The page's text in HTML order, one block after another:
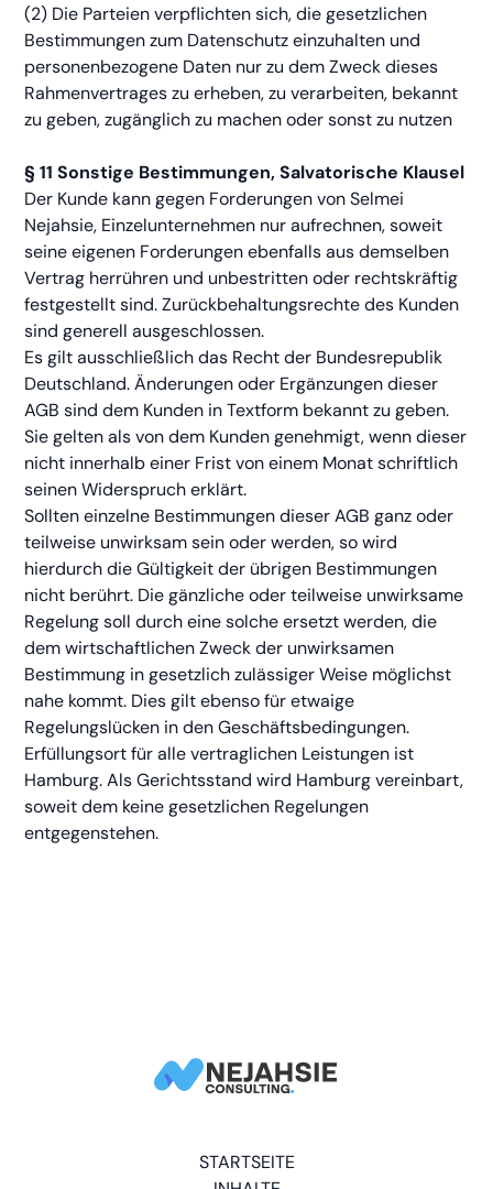
(2) Die Parteien verpflichten sich, die gesetzlichen
Bestimmungen zum Datenschutz einzuhalten und
personenbezogene Daten nur zu dem Zweck dieses
Rahmenvertrages zu erheben, zu verarbeiten, bekannt
zu geben, zugänglich zu machen oder sonst zu nutzen
§ 11 Sonstige Bestimmungen, Salvatorische Klausel
Der Kunde kann gegen Forderungen von Selmei
Nejahsie, Einzelunternehmen nur aufrechnen, soweit
seine eigenen Forderungen ebenfalls aus demselben
Vertrag herrühren und unbestritten oder rechtskräftig
festgestellt sind. Zurückbehaltungsrechte des Kunden
sind generell ausgeschlossen.
Es gilt ausschließlich das Recht der Bundesrepublik
Deutschland. Änderungen oder Ergänzungen dieser
AGB sind dem Kunden in Textform bekannt zu geben.
Sie gelten als von dem Kunden genehmigt, wenn dieser
nicht innerhalb einer Frist von einem Monat schriftlich
seinen Widerspruch erklärt.
Sollten einzelne Bestimmungen dieser AGB ganz oder
teilweise unwirksam sein oder werden, so wird
hierdurch die Gültigkeit der übrigen Bestimmungen
nicht berührt. Die gänzliche oder teilweise unwirksame
Regelung soll durch eine solche ersetzt werden, die
dem wirtschaftlichen Zweck der unwirksamen
Bestimmung in gesetzlich zulässiger Weise möglichst
nahe kommt. Dies gilt ebenso für etwaige
Regelungslücken in den Geschäftsbedingungen.
Erfüllungsort für alle vertraglichen Leistungen ist
Hamburg. Als Gerichtsstand wird Hamburg vereinbart,
soweit dem keine gesetzlichen Regelungen
entgegenstehen.
STARTSEITE